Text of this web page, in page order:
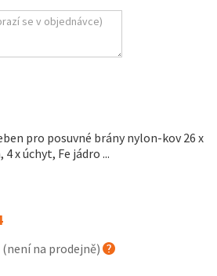
pro posuvné brány nylon-kov 26 x
x úchyt, Fe jádro ...
(není na prodejně)